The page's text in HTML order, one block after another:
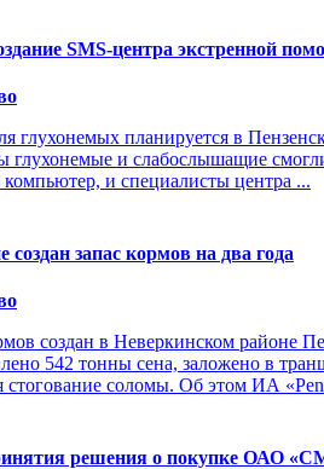
SMS-центра экстренной
глухонемых планируется в
глухонемые и слабослышащие
и специалисты центра ...
запас кормов на два года
создан в Неверкинском районе
542 тонны сена, заложено в
стогование соломы. Об этом ИА
решения о покупке ОАО